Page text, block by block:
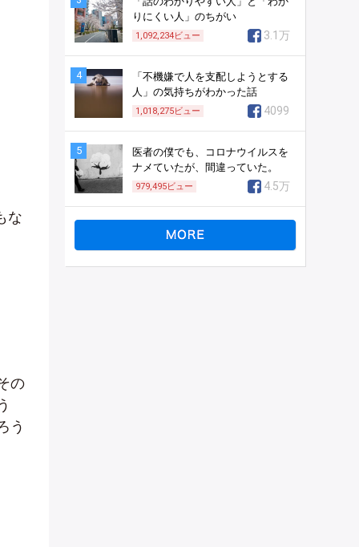
な
の
う
りにくい人」のちがい
1,092,234ビュー 3.1万
4
「不機嫌で人を支配しようとする
人」の気持ちがわかった話
1,018,275ビュー 4099
5
医者の僕でも、コロナウイルスを
ナメていたが、間違っていた。
979,495ビュー 4.5万